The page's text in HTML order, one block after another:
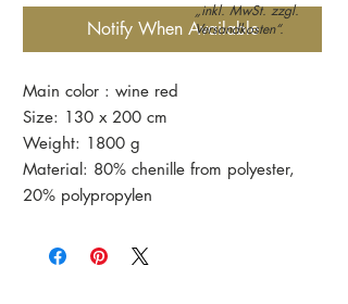
Notify When Available
Main color : wine red
Size: 130 x 200 cm
Weight: 1800 g
Material: 80% chenille from polyester,
20% polypropylen
The rug is new and in perfect condition.
„inkl. MwSt. zzgl.
Versandkosten“.